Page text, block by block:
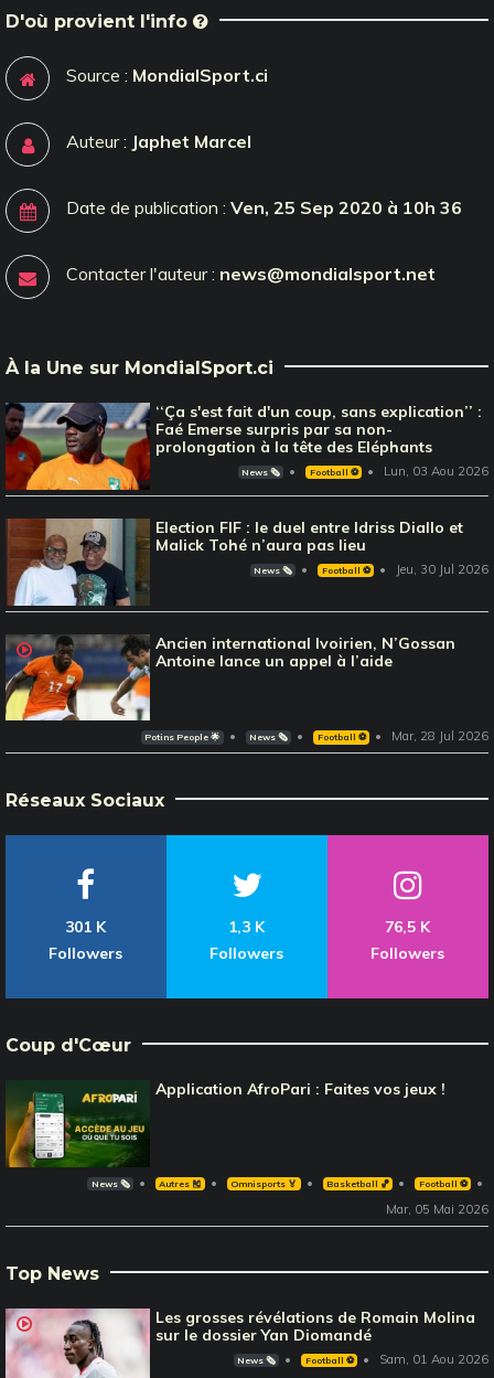
D'où provient l'info
Source : MondialSport.ci
Auteur : Japhet Marcel
Date de publication : Ven, 25 Sep 2020 à 10h 36
Contacter l'auteur : news@mondialsport.net
À la Une sur MondialSport.ci
‘‘Ça s'est fait d'un coup, sans explication’’ :
Faé Emerse surpris par sa non-
prolongation à la tête des Eléphants
News 🗞️ Football ⚽️ Lun, 03 Aou 2026
Election FIF : le duel entre Idriss Diallo et
Malick Tohé n’aura pas lieu
News 🗞️ Football ⚽️ Jeu, 30 Jul 2026
Ancien international Ivoirien, N’Gossan
Antoine lance un appel à l’aide
Potins People 🌟 News 🗞️ Football ⚽️ Mar, 28 Jul 2026
Réseaux Sociaux
301 K
Followers
1,3 K
Followers
76,5 K
Followers
Coup d'Cœur
Application AfroPari : Faites vos jeux !
News 🗞️ Autres 🎽 Omnisports 🏅 Basketball 🏀 Football ⚽️
Mar, 05 Mai 2026
Top News
Les grosses révélations de Romain Molina
sur le dossier Yan Diomandé
News 🗞️ Football ⚽️ Sam, 01 Aou 2026